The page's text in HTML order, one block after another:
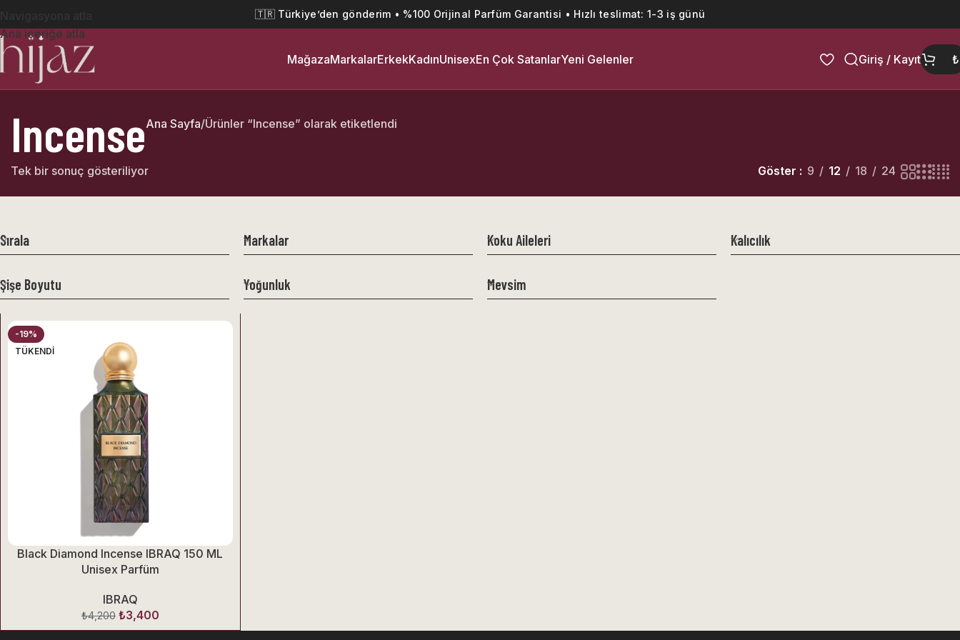
Ana içeriğe atla
🇹🇷 Türkiye’den gönderim • %100 Orijinal Parfüm Garantisi • Hızlı teslimat: 1-3 iş günü
MağazaMarkalarErkekKadınUnisexEn Çok SatanlarYeni Gelenler Giriş / Kayıt ₺
IncenseAna Sayfa Ürünler “Incense” olarak etiketlendi
Tek bir sonuç gösteriliyor Göster 9 12 18 24
Sırala Markalar Koku Aileleri Kalıcılık
Şişe Boyutu Yoğunluk Mevsim
-19%
TÜKENDI
Black Diamond Incense IBRAQ 150 ML
Unisex Parfüm
IBRAQ
₺4,200 ₺3,400